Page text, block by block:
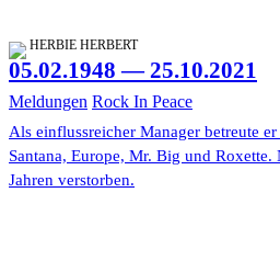
HERBIE HERBERT
05.02.1948 — 25.10.2021
Meldungen Rock In Peace
Als einflussreicher Manager betreute
Santana, Europe, Mr. Big und
Jahren verstorben.